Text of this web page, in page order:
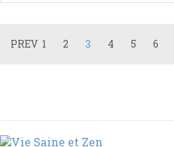
PREV 1 2 3 4 5 6